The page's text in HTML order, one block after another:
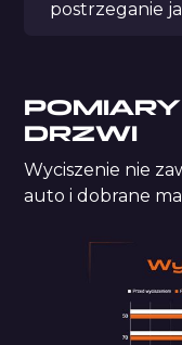
postrzeganie
DRZWI
Wyciszenie nie
auto i dobrane